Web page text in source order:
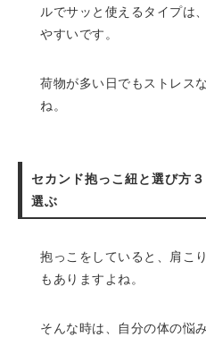
ルでサッと使えるタイプは
やすいです。
荷物が多い日でもストレス
ね。
セカンド抱っこ紐と選び方
選ぶ
抱っこをしていると、肩こ
もありますよね。
そんな時は、自分の体の悩